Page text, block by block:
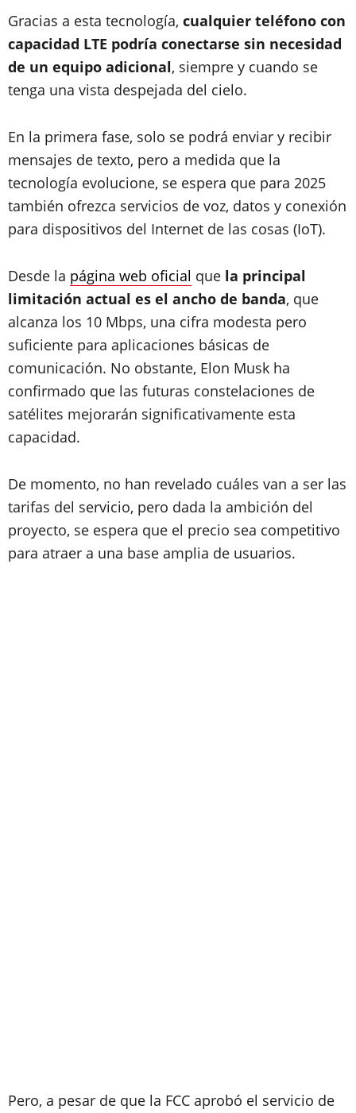
Gracias a esta tecnología, cualquier teléfono con
capacidad LTE podría conectarse sin necesidad
de un equipo adicional, siempre y cuando se
tenga una vista despejada del cielo.
En la primera fase, solo se podrá enviar y recibir
mensajes de texto, pero a medida que la
tecnología evolucione, se espera que para 2025
también ofrezca servicios de voz, datos y conexión
para dispositivos del Internet de las cosas (IoT).
Desde la página web oficial que la principal
limitación actual es el ancho de banda, que
alcanza los 10 Mbps, una cifra modesta pero
suficiente para aplicaciones básicas de
comunicación. No obstante, Elon Musk ha
confirmado que las futuras constelaciones de
satélites mejorarán significativamente esta
capacidad.
De momento, no han revelado cuáles van a ser las
tarifas del servicio, pero dada la ambición del
proyecto, se espera que el precio sea competitivo
para atraer a una base amplia de usuarios.
Pero, a pesar de que la FCC aprobó el servicio de